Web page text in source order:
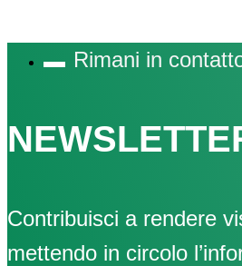
Rimani in
Contribuisci a rendere
mettendo in circolo